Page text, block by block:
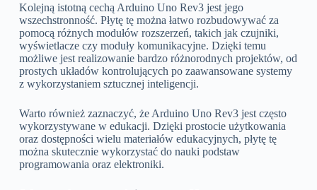
Kolejną istotną cechą Arduino Uno Rev3 jest jego
wszechstronność. Płytę tę można łatwo rozbudowywać za
pomocą różnych modułów rozszerzeń, takich jak czujniki,
wyświetlacze czy moduły komunikacyjne. Dzięki temu
możliwe jest realizowanie bardzo różnorodnych projektów, od
prostych układów kontrolujących po zaawansowane systemy
z wykorzystaniem sztucznej inteligencji.
Warto również zaznaczyć, że Arduino Uno Rev3 jest często
wykorzystywane w edukacji. Dzięki prostocie użytkowania
oraz dostępności wielu materiałów edukacyjnych, płytę tę
można skutecznie wykorzystać do nauki podstaw
programowania oraz elektroniki.